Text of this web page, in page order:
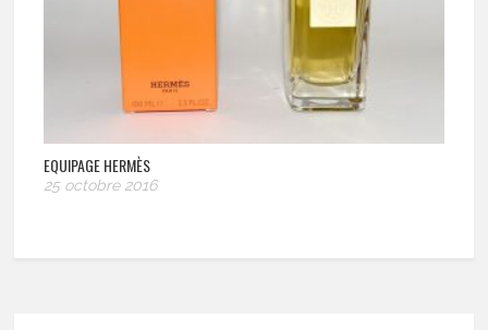
EQUIPAGE HERMÈS
25 octobre 2016